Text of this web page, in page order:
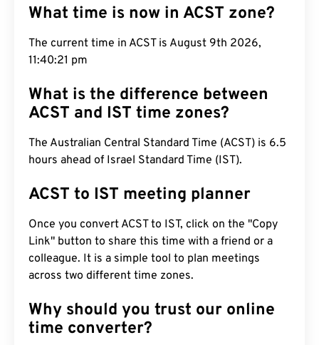
What time is now in ACST zone?
The current time in ACST is August 9th 2026,
11:40:22 pm
What is the difference between
ACST and IST time zones?
The Australian Central Standard Time (ACST) is 6.5
hours ahead of Israel Standard Time (IST).
ACST to IST meeting planner
Once you convert ACST to IST, click on the "Copy
Link" button to share this time with a friend or a
colleague. It is a simple tool to plan meetings
across two different time zones.
Why should you trust our online
time converter?